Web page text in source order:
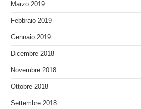
Marzo 2019
Febbraio 2019
Gennaio 2019
Dicembre 2018
Novembre 2018
Ottobre 2018
Settembre 2018